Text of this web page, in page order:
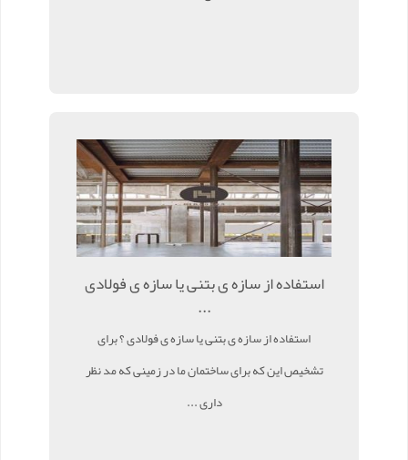
استفاده از سازه ی بتنی یا سازه ی فولادی
...
استفاده از سازه ی بتنی یا سازه ی فولادی ؟ برای
تشخیص این که برای ساختمان ما در زمینی که مد نظر
داری ...